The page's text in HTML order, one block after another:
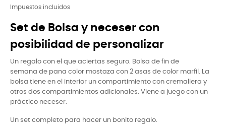
Impuestos incluidos
Set de Bolsa y neceser con
posibilidad de personalizar
Un regalo con el que aciertas seguro. Bolsa de fin de
semana de pana color mostaza con 2 asas de color marfil. La
bolsa tiene en el interior un compartimiento con cremallera y
otros dos compartimientos adicionales. Viene a juego con un
práctico neceser.
Un set completo para hacer un bonito regalo.